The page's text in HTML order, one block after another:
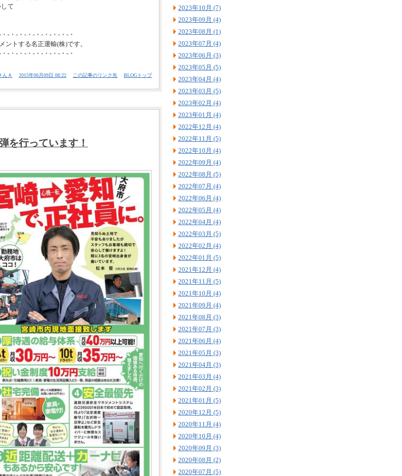
て
-・-・-・-・-・-・-・-・
ントする名正運輸(株)です。
-・-・-・-・-・-・-・-・
んＡ 2015年06月09日 08:22 この記事のリンク先 BLOGトップ
を行っています！
2023年10月 (7)
2023年09月 (4)
2023年08月 (1)
2023年07月 (4)
2023年06月 (3)
2023年05月 (5)
2023年04月 (4)
2023年03月 (5)
2023年02月 (4)
2023年01月 (4)
2022年12月 (4)
2022年11月 (5)
2022年10月 (4)
2022年09月 (4)
2022年08月 (5)
2022年07月 (4)
2022年06月 (4)
2022年05月 (4)
2022年04月 (4)
2022年03月 (5)
2022年02月 (4)
2022年01月 (5)
2021年12月 (4)
2021年11月 (5)
2021年10月 (4)
2021年09月 (4)
2021年08月 (3)
2021年07月 (3)
2021年06月 (4)
2021年05月 (3)
2021年04月 (3)
2021年03月 (4)
2021年02月 (3)
2021年01月 (5)
2020年12月 (5)
2020年11月 (4)
2020年10月 (4)
2020年09月 (3)
2020年08月 (2)
2020年07月 (5)